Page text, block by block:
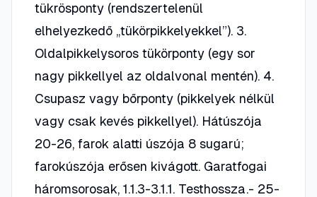
tükrösponty (rendszertelenül
elhelyezkedő „tükörpikkelyekkel”). 3.
Oldalpikkelysoros tükörponty (egy sor
nagy pikkellyel az oldalvonal mentén). 4.
Csupasz vagy bőrponty (pikkelyek nélkül
vagy csak kevés pikkellyel). Hátúszója
20-26, farok alatti úszója 8 sugarú;
farokúszója erősen kivágott. Garatfogai
háromsorosak, 1.1.3-3.1.1. Testhossza.- 25-